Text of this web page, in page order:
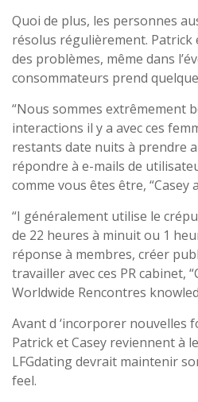
Quoi de plus, les personnes
résolus régulièrement.
des problèmes, même dans
consommateurs prend
“Nous sommes extrêmement
interactions il y a avec ces
restants date nuits à prendre
répondre à e-mails de
comme vous êtes être, “Casey
“I généralement utilise le
de 22 heures à minuit ou 1
réponse à membres, créer
travailler avec ces PR cabinet,
Worldwide Rencontres
Avant d ‘incorporer nouvelles
Patrick et Casey reviennent à
LFGdating devrait maintenir
feel.